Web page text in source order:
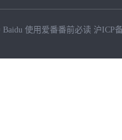
使用爱番番前必读 沪ICP